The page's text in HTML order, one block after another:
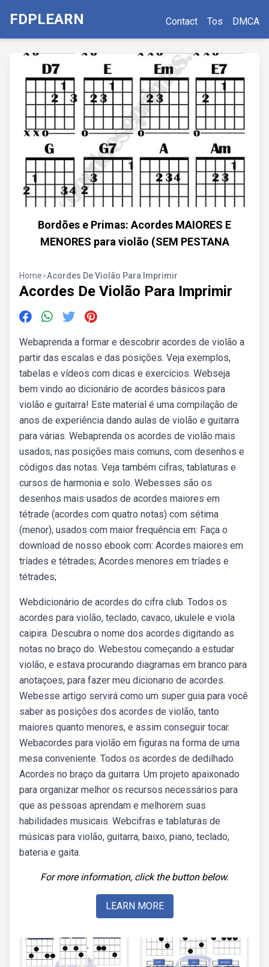
FDPLEARN Contact Tos DMCA
Bordões e Primas: Acordes MAIORES E
MENORES para violão (SEM PESTANA
Home>Acordes De Violão Para Imprimir
Acordes De Violão Para Imprimir
Webaprenda a formar e descobrir acordes de violão a
partir das escalas e das posições. Veja exemplos,
tabelas e vídeos com dicas e exercícios. Webseja
bem vindo ao dicionário de acordes básicos para
violão e guitarra! Este material é uma compilação de
anos de experiência dando aulas de violão e guitarra
para várias. Webaprenda os acordes de violão mais
usados, nas posições mais comuns, com desenhos e
códigos das notas. Veja também cifras, tablaturas e
cursos de harmonia e solo. Webesses são os
desenhos mais usados de acordes maiores em
tétrade (acordes com quatro notas) com sétima
(menor), usados com maior frequência em: Faça o
download de nosso ebook com: Acordes maiores em
tríades e tétrades; Acordes menores em tríades e
tétrades;
Webdicionário de acordes do cifra club. Todos os
acordes para violão, teclado, cavaco, ukulele e viola
caipira. Descubra o nome dos acordes digitando as
notas no braço do. Webestou começando a estudar
violão, e estava procurando diagramas em branco para
anotaçoes, para fazer meu dicionario de acordes.
Webesse artigo servirá como um super guia para você
saber as posições dos acordes de violão, tanto
maiores quanto menores, e assim conseguir tocar.
Webacordes para violão em figuras na forma de uma
mesa conveniente. Todos os acordes de dedilhado.
Acordes no braço da guitarra. Um projeto apaixonado
para organizar melhor os recursos necessários para
que as pessoas aprendam e melhorem suas
habilidades musicais. Webcifras e tablaturas de
músicas para violão, guitarra, baixo, piano, teclado,
bateria e gaita.
For more information, click the button below.
LEARN MORE